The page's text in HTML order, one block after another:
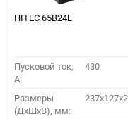
HITEC 65B24L
Пусковой ток,
A:
430
Размеры
(ДхШхВ), мм: